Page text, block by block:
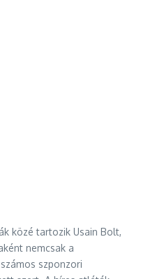
közé tartozik Usain Bolt,
nemcsak a
szponzori